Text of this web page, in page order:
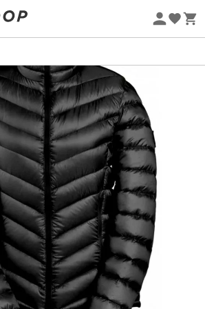
EXTRA dès 2 produits* code Summer5
-5% Extra - Code Summer5